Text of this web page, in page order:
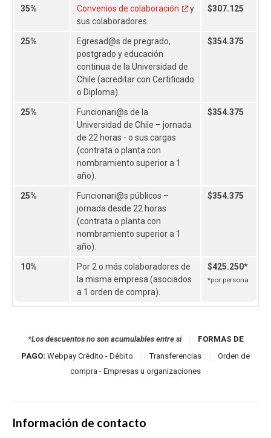
35% Convenios de colaboración
y
sus colaboradores.
$307.125
25%
Egresad@s de pregrado,
postgrado y educación
continua de la Universidad de
Chile (acreditar con Certificado
o Diploma).
$354.375
25%
Funcionari@s de la
Universidad de Chile – jornada
de 22 horas - o sus cargas
(contrata o planta con
nombramiento superior a 1
año).
$354.375
25%
Funcionari@s públicos –
jornada desde 22 horas
(contrata o planta con
nombramiento superior a 1
año).
$354.375
10%
Por 2 o más colaboradores de
la misma empresa (asociados
a 1 orden de compra).
$425.250*
*por persona
*Los descuentos no son acumulables entre sí
FORMAS DE
PAGO: Webpay Crédito - Débito Transferencias
Orden de
compra - Empresas u organizaciones
Información de contacto